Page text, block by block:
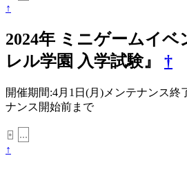
↑
2024年 ミニゲームイベ
レル学園 入学試験』 †
開催期間:4月1日(月)メンテナンス終
ナンス開始前まで
+
...
↑